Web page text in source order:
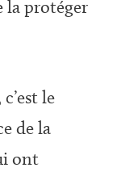
la protéger
le
de la
ont